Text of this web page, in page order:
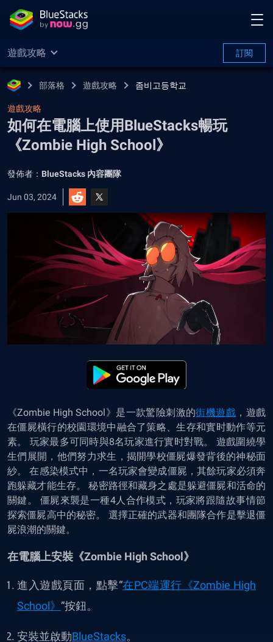
遊戲攻略 訂閱
部落格 遊戲攻略 좀비고등학교
遊戲攻略
如何在電腦上使用BlueStacks暢玩
《Zombie High School》
發佈者： BlueStacks 內容團隊
Jun 03, 2024
《Zombie High School》是一款驚險刺激的街機遊戲 ，遊戲
在僵屍橫行的校園環境中融合了策略、生存和實时動作等元
素。 玩家最多可同時與8名玩家進行實时對戰。 遊戲圍繞學
生們展開，他們努力求生，揭開學校僵屍爆發背後的神秘面
紗。 在感染模式中，一名玩家會變成僵屍，其餘玩家必須奔
跑躲藏才能生存。 秘密路徑和藏身之處是躲避僵屍和活命的
關鍵。 僵屍來襲是一種4人合作模式，玩家將跟隨故事情節
探索僵屍高中的秘密。 選擇正確的武器和團隊合作是擊退僵
屍浪潮的關鍵。
在電腦上安裝《Zombie High School》
進入遊戲頁面，點擊“在PC端運行《Zombie High
School》 ”按鈕。
安裝並啟動BlueStacks。